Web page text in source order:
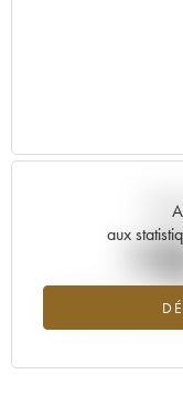
aux
Tendance à la